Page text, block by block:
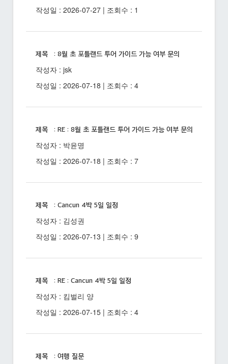
작성일 : 2026-07-27 | 조회수 : 1
제목 : 8월 초 포틀랜드 투어 가이드 가능 여부 문의
작성자 : jsk
작성일 : 2026-07-18 | 조회수 : 4
제목 : RE : 8월 초 포틀랜드 투어 가이드 가능 여부 문의
작성자 : 박윤명
작성일 : 2026-07-18 | 조회수 : 7
제목 : Cancun 4박 5일 일정
작성자 : 김성권
작성일 : 2026-07-13 | 조회수 : 9
제목 : RE : Cancun 4박 5일 일정
작성자 : 킴벌리 양
작성일 : 2026-07-15 | 조회수 : 4
제목 : 여행 질문